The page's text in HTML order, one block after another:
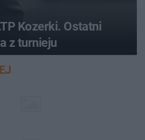
Kozerki. Ostatni
z turnieju